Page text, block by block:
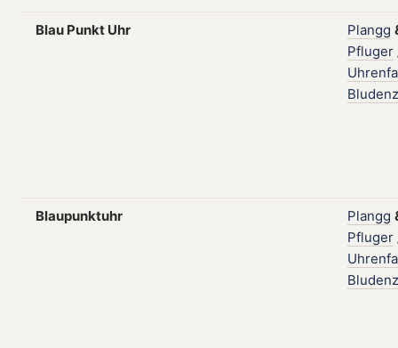
Blau Punkt Uhr Plangg
Pfluger
Bludenz
Blaupunktuhr Plangg
Pfluger
Bludenz